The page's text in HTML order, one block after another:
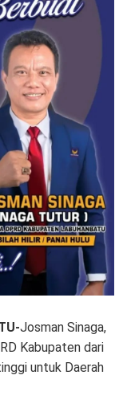
Josman Sinaga,
Kabupaten dari
untuk Daerah